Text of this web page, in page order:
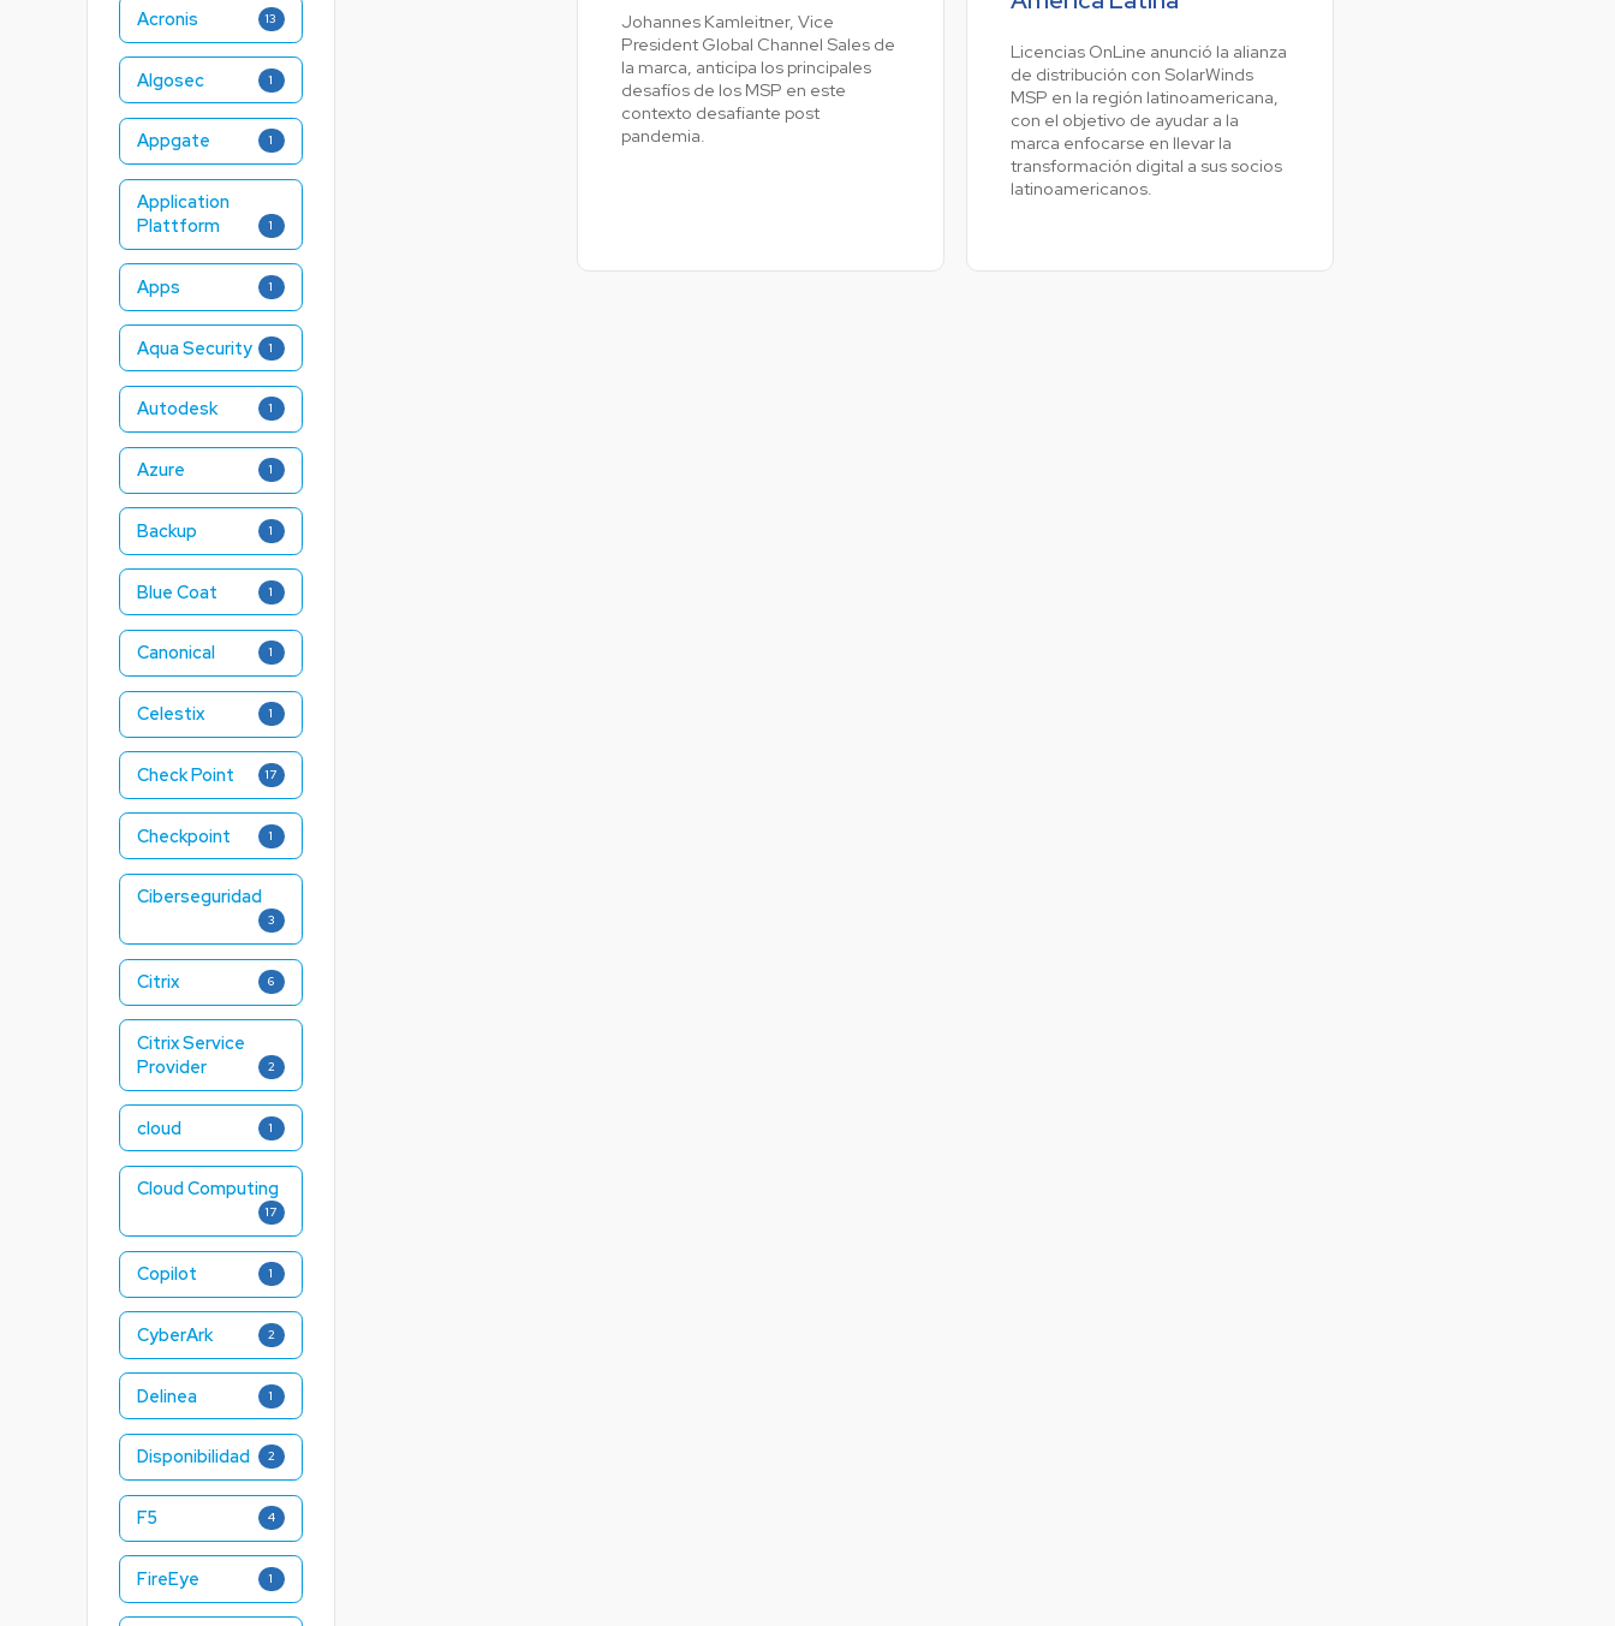
Ver todos los productos y soluciones
Ecuador
Global
México
Paraguay
Perú
Acronis 13
Algosec 1
Appgate 1
Application
Plattform
1
Apps 1
Aqua Security 1
Autodesk 1
Azure 1
Backup 1
Blue Coat 1
Canonical 1
Celestix 1
Check Point 17
Checkpoint 1
Ciberseguridad
3
Citrix 6
Citrix Service
Provider
2
cloud 1
Cloud Computing
17
Copilot 1
CyberArk 2
Delinea 1
Disponibilidad 2
F5 4
FireEye 1
Johannes Kamleitner, Vice
President Global Channel Sales de
la marca, anticipa los principales
desafíos de los MSP en este
contexto desafiante post
pandemia.
Licencias OnLine anunció la alianza
de distribución con SolarWinds
MSP en la región latinoamericana,
con el objetivo de ayudar a la
marca enfocarse en llevar la
transformación digital a sus socios
latinoamericanos.